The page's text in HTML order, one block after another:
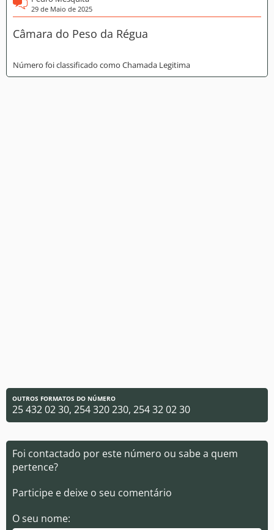
29 de Maio de 2025
Câmara do Peso da Régua
Número foi classificado como Chamada Legitima
OUTROS FORMATOS DO NÚMERO
25 432 02 30, 254 320 230, 254 32 02 30
Foi contactado por este número ou sabe a quem
pertence?
Participe e deixe o seu comentário
O seu nome: